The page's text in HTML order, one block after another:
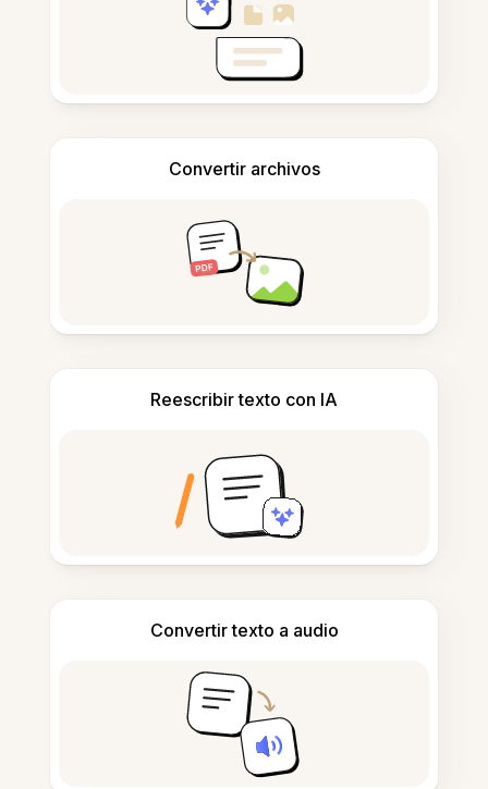
Convertir archivos
Reescribir texto con IA
Convertir texto a audio